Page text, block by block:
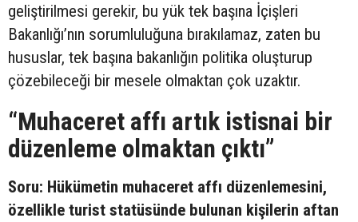
geliştirilmesi gerekir, bu yük tek başına İçişleri
Bakanlığı’nın sorumluluğuna bırakılamaz, zaten bu
hususlar, tek başına bakanlığın politika oluşturup
çözebileceği bir mesele olmaktan çok uzaktır.
“Muhaceret affı artık istisnai bir
düzenleme olmaktan çıktı”
Soru: Hükümetin muhaceret affı düzenlemesini,
özellikle turist statüsünde bulunan kişilerin aftan